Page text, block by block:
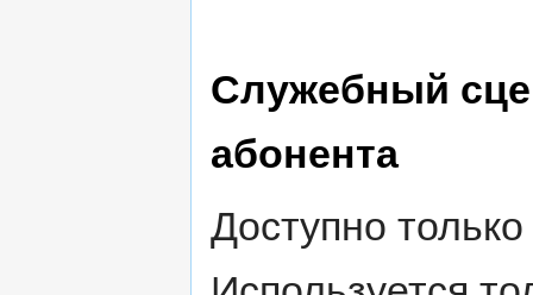
Служебный
абонента
Доступно